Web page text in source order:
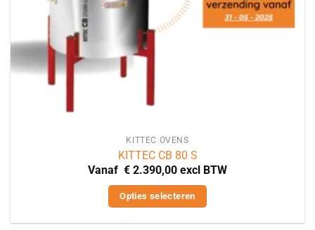
KITTEC OVENS
KITTEC CB 80 S
Vanaf € 2.390,00 excl BTW
Opties selecteren